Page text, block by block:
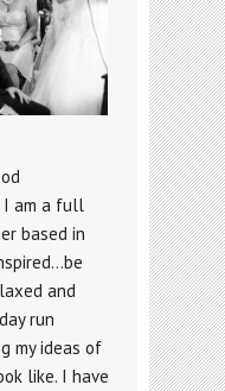
I am a full
based in
and
run
my ideas of
like. I have